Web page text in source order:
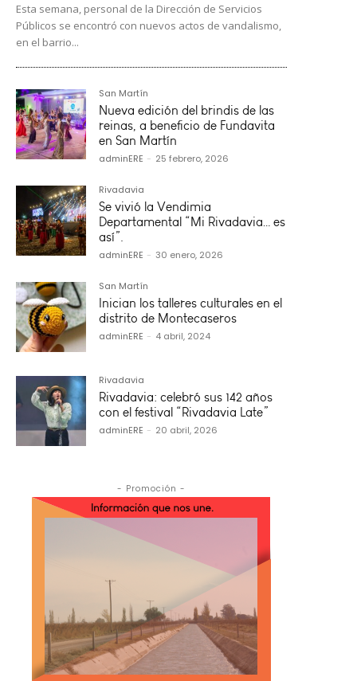
Esta semana, personal de la Dirección de Servicios
Públicos se encontró con nuevos actos de vandalismo,
en el barrio...
San Martín
Nueva edición del brindis de las
reinas, a beneficio de Fundavita
en San Martín
adminERE - 25 febrero, 2026
Rivadavia
Se vivió la Vendimia
Departamental “Mi Rivadavia… es
así”.
adminERE - 30 enero, 2026
San Martín
Inician los talleres culturales en el
distrito de Montecaseros
adminERE - 4 abril, 2024
Rivadavia
Rivadavia: celebró sus 142 años
con el festival “Rivadavia Late”
adminERE - 20 abril, 2026
- Promoción -